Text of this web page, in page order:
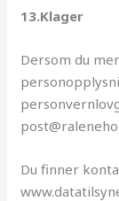
13.Klager
Dersom du
Du finner